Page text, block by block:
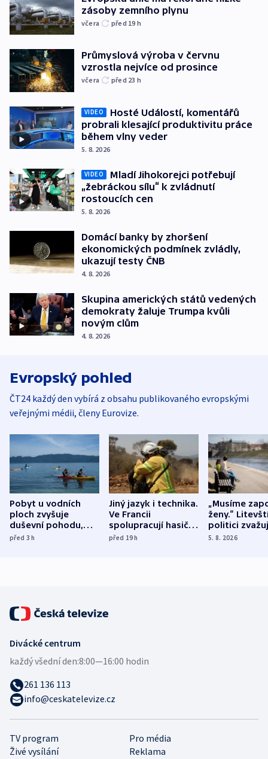
zásoby zemního plynu
včera před 19 h
Průmyslová výroba v červnu
vzrostla nejvíce od prosince
včera před 23 h
VIDEO
Hosté Událostí, komentářů
probrali klesající produktivitu práce
během vlny veder
5. 8. 2026
VIDEO
Mladí Jihokorejci potřebují
„žebráckou sílu“ k zvládnutí
rostoucích cen
5. 8. 2026
Domácí banky by zhoršení
ekonomických podmínek zvládly,
ukazují testy ČNB
4. 8. 2026
Skupina amerických států vedených
demokraty žaluje Trumpa kvůli
novým clům
4. 8. 2026
Evropský pohled
ČT24 každý den vybírá z obsahu publikovaného evropskými
veřejnými médii, členy Eurovize.
Pobyt u vodních
ploch zvyšuje
duševní pohodu,
ukázala
před 3h
Jiný jazyk i technika.
Ve Francii
spolupracují hasiči z
různých zemí
před 19h
„Musíme
ženy.“
politici
dohodu o
5. 8. 2026
TV program
Pro média
Živé vysílání
Reklama
Divácké centrum
každý všední den:8:00—16:00 hodin
261 136 113
info@ceskatelevize.cz